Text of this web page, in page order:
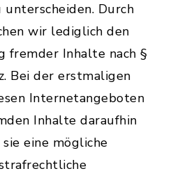
Durch
wir lediglich den
fremder Inhalte nach §
Bei der erstmaligen
Internetangeboten
Inhalte daraufhin
eine mögliche